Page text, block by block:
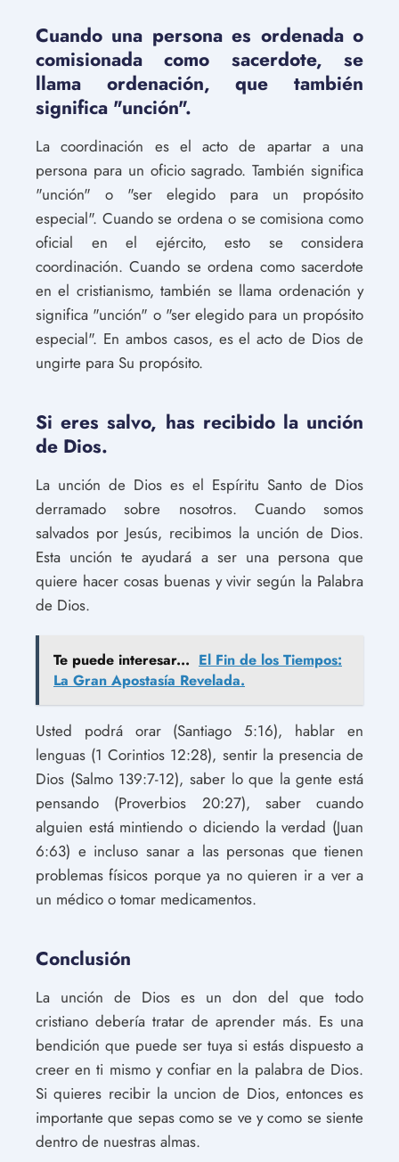
Cuando una persona es ordenada o
comisionada como sacerdote, se
llama ordenación, que también
significa "unción".
La coordinación es el acto de apartar a una
persona para un oficio sagrado. También significa
"unción" o "ser elegido para un propósito
especial". Cuando se ordena o se comisiona como
oficial en el ejército, esto se considera
coordinación. Cuando se ordena como sacerdote
en el cristianismo, también se llama ordenación y
significa "unción" o "ser elegido para un propósito
especial". En ambos casos, es el acto de Dios de
ungirte para Su propósito.
Si eres salvo, has recibido la unción
de Dios.
La unción de Dios es el Espíritu Santo de Dios
derramado sobre nosotros. Cuando somos
salvados por Jesús, recibimos la unción de Dios.
Esta unción te ayudará a ser una persona que
quiere hacer cosas buenas y vivir según la Palabra
de Dios.
Te puede interesar... El Fin de los Tiempos:
La Gran Apostasía Revelada.
Usted podrá orar (Santiago 5:16), hablar en
lenguas (1 Corintios 12:28), sentir la presencia de
Dios (Salmo 139:7-12), saber lo que la gente está
pensando (Proverbios 20:27), saber cuando
alguien está mintiendo o diciendo la verdad (Juan
6:63) e incluso sanar a las personas que tienen
problemas físicos porque ya no quieren ir a ver a
un médico o tomar medicamentos.
Conclusión
La unción de Dios es un don del que todo
cristiano debería tratar de aprender más. Es una
bendición que puede ser tuya si estás dispuesto a
creer en ti mismo y confiar en la palabra de Dios.
Si quieres recibir la uncion de Dios, entonces es
importante que sepas como se ve y como se siente
dentro de nuestras almas.